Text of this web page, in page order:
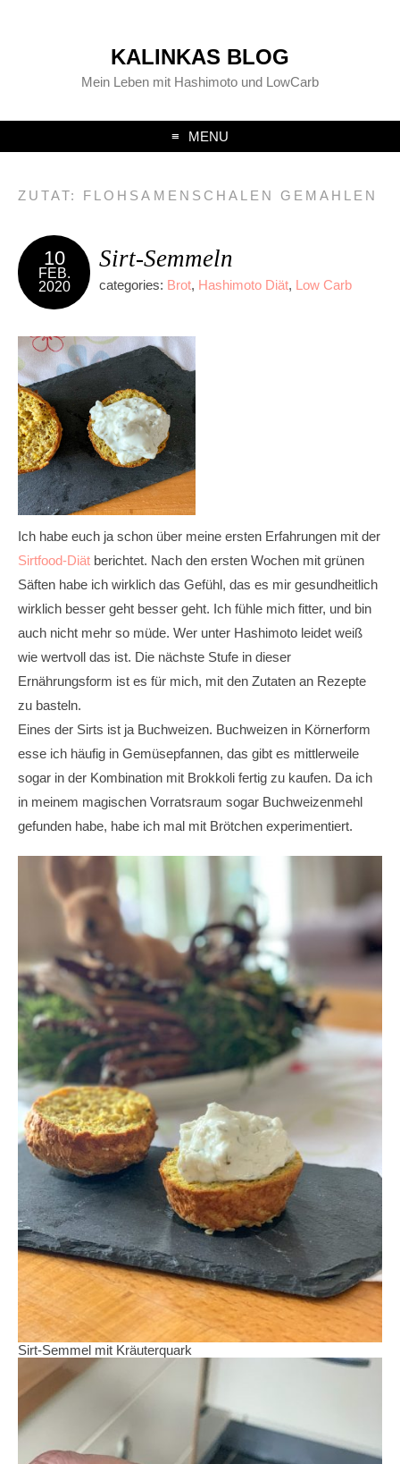
KALINKAS BLOG
Mein Leben mit Hashimoto und LowCarb
MENU
ZUTAT: FLOHSAMENSCHALEN GEMAHLEN
10
FEB.
2020
Sirt-Semmeln
categories: Brot, Hashimoto Diät, Low Carb
Ich habe euch ja schon über meine ersten Erfahrungen mit der
Sirtfood-Diät berichtet. Nach den ersten Wochen mit grünen
Säften habe ich wirklich das Gefühl, das es mir gesundheitlich
wirklich besser geht besser geht. Ich fühle mich fitter, und bin
auch nicht mehr so müde. Wer unter Hashimoto leidet weiß
wie wertvoll das ist. Die nächste Stufe in dieser
Ernährungsform ist es für mich, mit den Zutaten an Rezepte
zu basteln.
Eines der Sirts ist ja Buchweizen. Buchweizen in Körnerform
esse ich häufig in Gemüsepfannen, das gibt es mittlerweile
sogar in der Kombination mit Brokkoli fertig zu kaufen. Da ich
in meinem magischen Vorratsraum sogar Buchweizenmehl
gefunden habe, habe ich mal mit Brötchen experimentiert.
Sirt-Semmel mit Kräuterquark